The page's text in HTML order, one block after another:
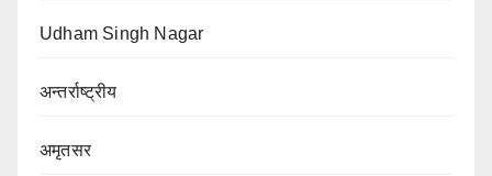
Udham Singh Nagar
अन्तर्राष्ट्रीय
अमृतसर